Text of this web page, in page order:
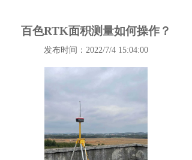
百色RTK面积测量如何操作？
发布时间：2022/7/4 15:04:00